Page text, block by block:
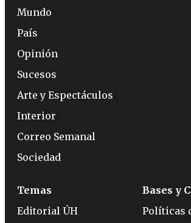
Mundo
País
Opinión
Sucesos
Arte y Espectáculos
Interior
Correo Semanal
Sociedad
Temas
Editorial ÚH
Bases y
Políticas